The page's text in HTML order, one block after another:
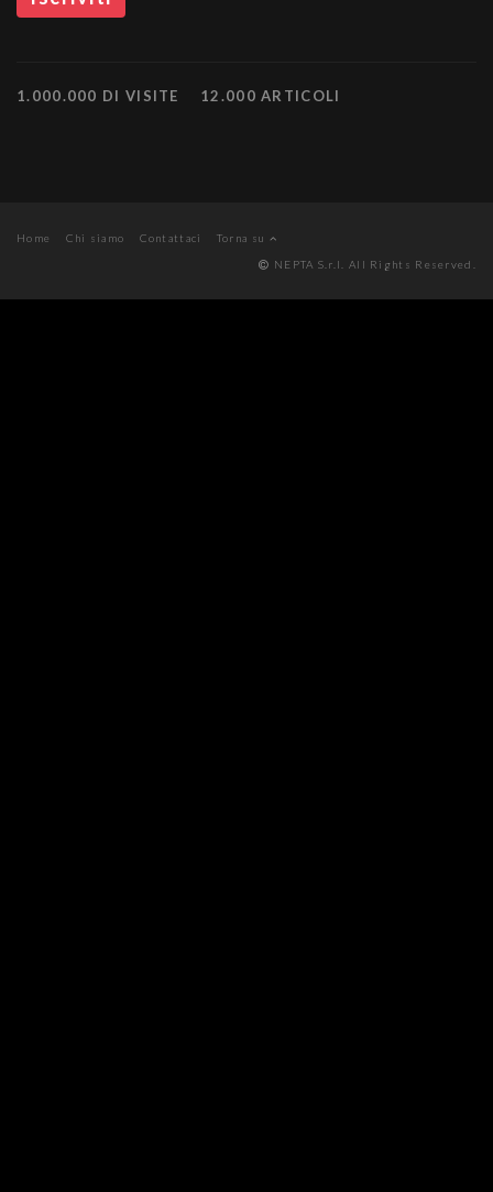
1.000.000 DI VISITE 12.000 ARTICOLI
Home Chi siamo Contattaci
Torna su
NEPTA S.r.l. All Rights Reserved.